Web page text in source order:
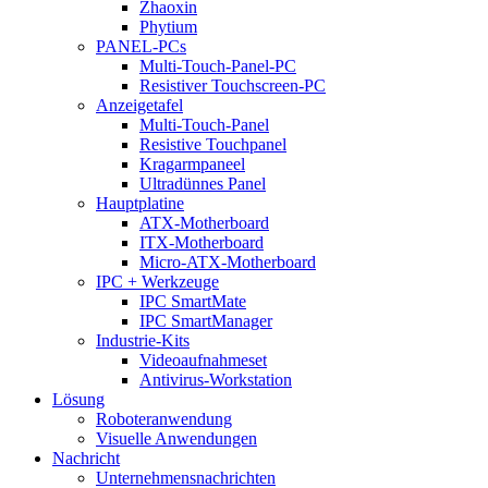
Zhaoxin
Phytium
PANEL-PCs
Multi-Touch-Panel-PC
Resistiver Touchscreen-PC
Anzeigetafel
Multi-Touch-Panel
Resistive Touchpanel
Kragarmpaneel
Ultradünnes Panel
Hauptplatine
ATX-Motherboard
ITX-Motherboard
Micro-ATX-Motherboard
IPC + Werkzeuge
IPC SmartMate
IPC SmartManager
Industrie-Kits
Videoaufnahmeset
Antivirus-Workstation
Lösung
Roboteranwendung
Visuelle Anwendungen
Nachricht
Unternehmensnachrichten